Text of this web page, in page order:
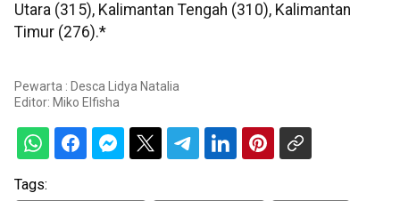
Utara (315), Kalimantan Tengah (310), Kalimantan
Timur (276).*
Pewarta : Desca Lidya Natalia
Editor: Miko Elfisha
Tags: